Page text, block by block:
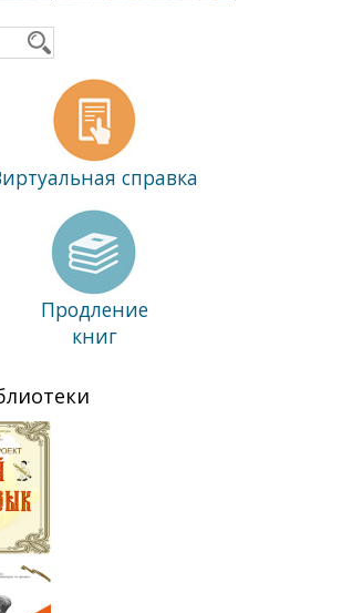
справка
Продление
книг